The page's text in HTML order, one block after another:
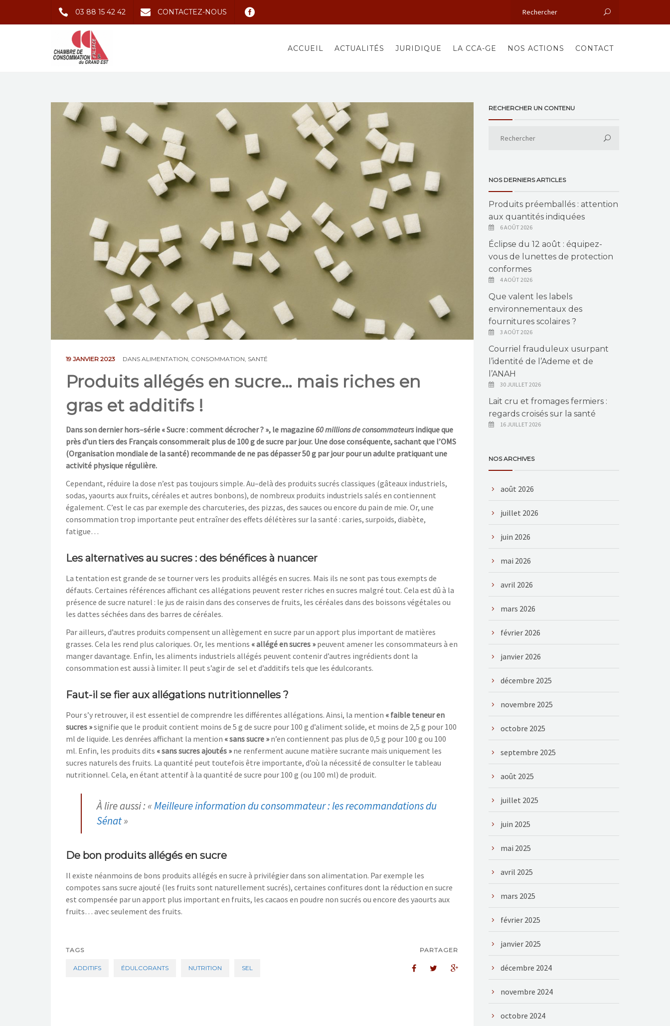
03 88 15 42 42 CONTACTEZ-NOUS
ACCUEIL ACTUALITÉS JURIDIQUE LA CCA-GE NOS ACTIONS CONTACT
19 JANVIER 2023 DANS ALIMENTATION CONSOMMATION SANTÉ
Produits allégés en sucre… mais riches en
gras et additifs !
Dans son dernier hors–série «Sucre: comment décrocher? », le magazine 60 millions deconsommateurs indique que
près d’un tiers des Français consommerait plus de 100g de sucre par jour. Une dose conséquente,sachant que l’OMS
(Organisation mondiale de la santé) recommande de ne pas dépasser 50g par jour pour unadulte pratiquant une
activité physique régulière.
Cependant, réduire la dose n’est pas toujours simple. Au–delà des produits sucrés classiques (gâteaux industriels,
sodas, yaourts aux fruits, céréales et autres bonbons), de nombreux produits industriels salés en contiennent
également. C’est le cas par exemple des charcuteries, des pizzas, des sauces ou encore du pain de mie. Or, une
consommation trop importante peut entraîner des effets délétères sur la santé : caries, surpoids, diabète,
fatigue…
Les alternatives au sucres : des bénéfices à nuancer
La tentation est grande de se tourner vers les produits allégés en sucres. Mais ils ne sont pas tous exempts de
défauts. Certaines références affichant ces allégations peuvent rester riches en sucres malgré tout. Cela est dû à la
présence de sucre naturel : le jus de raisin dans des conserves de fruits, les céréales dans des boissons végétales ou
les dattes séchées dans des barres de céréales.
Parailleurs, d’autres produits compensent un allègement en sucre par un apport plus important de matières
grasses. Cela les rend plus caloriques. Or, les mentions «allégéen sucres »peuvent amener les consommateurs à en
mangerdavantage. Enfin, les aliments industriels allégés peuvent contenir d’autres ingrédients dont la
consommation est aussi à limiter. Il peut s’agir de sel et d’additifs tels que les édulcorants.
Faut-il se fier aux allégations nutritionnelles ?
Pour s’y retrouver, il est essentiel de comprendre les différentes allégations. Ainsi, la mention « faible teneur en
sucres »signifie que le produit contient moins de 5 g de sucre pour 100 g d’aliment solide, et moins de 2,5 g pour 100
ml de liquide. Les denrées affichant la mention «sans sucre »n’en contiennent pas plus de 0,5 g pour 100 g ou 100
ml. Enfin, les produits dits «sans sucres ajoutés »ne renferment aucune matière sucrante mais uniquement les
sucres naturels des fruits. La quantité peut toutefois être importante, d’où la nécessité de consulter le tableau
nutritionnel. Cela, en étant attentif à la quantité de sucre pour 100 g (ou 100 ml) de produit.
À lire aussi : «Meilleure information du consommateur : les recommandations du
Sénat»
De bon produits allégés en sucre
Il existe néanmoins de bons produits allégés en sucre à privilégier dans son alimentation. Par exemple les
compotes sans sucre ajouté (les fruits sont naturellement sucrés), certaines confitures dont la réduction en sucre
est compensée parun apport plus important en fruits, les cacaos en poudre non sucrés ou encore des yaourts aux
fruits… avec seulement des fruits.
TAGS
ADDITIFS ÉDULCORANTS NUTRITION SEL
PARTAGER
RECHERCHER UN CONTENU
NOS DERNIERS ARTICLES
Produits préemballés : attention
aux quantités indiquées
6 AOÛT 2026
Éclipse du 12 août : équipez-
vous de lunettes de protection
conformes
4 AOÛT 2026
Que valent les labels
environnementaux des
fournitures scolaires ?
3 AOÛT 2026
Courriel frauduleux usurpant
l’identité de l’Ademe et de
l’ANAH
30 JUILLET 2026
Lait cru et fromages fermiers :
regards croisés sur la santé
16 JUILLET 2026
NOS ARCHIVES
août 2026
juillet 2026
juin 2026
mai 2026
avril 2026
mars 2026
février 2026
janvier 2026
décembre 2025
novembre 2025
octobre 2025
septembre 2025
août 2025
juillet 2025
juin 2025
mai 2025
avril 2025
mars 2025
février 2025
janvier 2025
décembre 2024
novembre 2024
octobre 2024